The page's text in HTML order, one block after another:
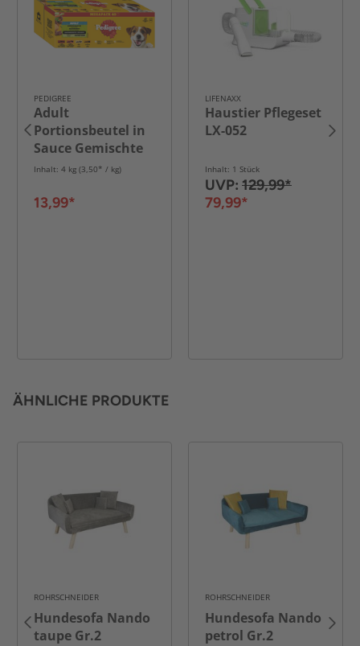
PEDIGREE
Adult
Portionsbeutel in
Sauce Gemischte
Selektion mit 4
100g
Inhalt: 4 kg (3,50* / kg)
13,99*
LIFENAXX
Haustier Pflegeset
LX-052
Inhalt: 1 Stück
UVP: 129,99*
79,99*
ÄHNLICHE PRODUKTE
ROHRSCHNEIDER
Hundesofa Nando
taupe Gr.2
ROHRSCHNEIDER
Hundesofa Nando
petrol Gr.2